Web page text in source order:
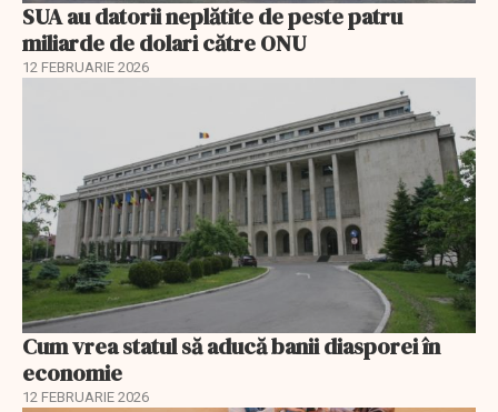
SUA au datorii neplătite de peste patru
miliarde de dolari către ONU
12 FEBRUARIE 2026
Cum vrea statul să aducă banii diasporei în
economie
12 FEBRUARIE 2026